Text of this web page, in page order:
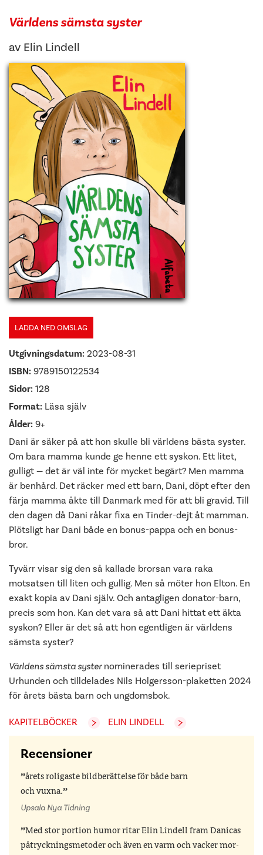
Världens sämsta syster
av Elin Lindell
LADDA NED OMSLAG
Utgivningsdatum: 2023-08-31
ISBN: 9789150122534
Sidor: 128
Format: Läsa själv
Ålder: 9+
Dani är säker på att hon skulle bli världens bästa syster.
Om bara mamma kunde ge henne ett syskon. Ett litet,
gulligt — det är väl inte för mycket begärt? Men mamma
är benhård. Det räcker med ett barn, Dani, döpt efter den
färja mamma åkte till Danmark med för att bli gravid. Till
den dagen då Dani råkar fixa en Tinder-dejt åt mamman.
Plötsligt har Dani både en bonus-pappa och en bonus-
bror.
Tyvärr visar sig den så kallade brorsan vara raka
motsatsen till liten och gullig. Men så möter hon Elton. En
exakt kopia av Dani själv. Och antagligen donator-barn,
precis som hon. Kan det vara så att Dani hittat ett äkta
syskon? Eller är det så att hon egentligen är världens
sämsta syster?
Världens sämsta systernominerades till seriepriset
Urhunden och tilldelades Nils Holgersson-plaketten 2024
för årets bästa barn och ungdomsbok.
KAPITELBÖCKER ELIN LINDELL
Recensioner
årets roligaste bildberättelse för både barn
och vuxna.
Upsala Nya Tidning
Med stor portion humor ritar Elin Lindell fram Danicas
påtryckningsmetoder och även en varm och vacker mor-